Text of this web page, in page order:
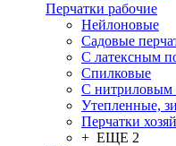
Перчатки рабочие
Нейлоновые
Садовые
С латексным
Cпилковые
С нитриловым
Утепленные,
Перчатки
+ ЕЩЕ 2